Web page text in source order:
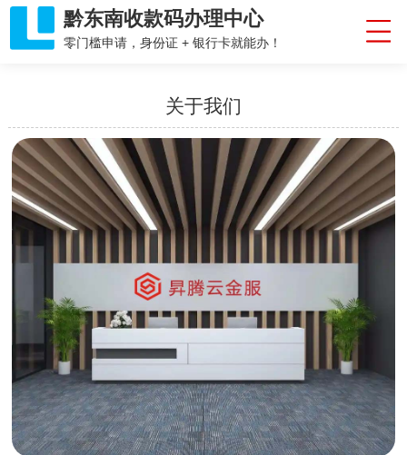
黔东南收款码办理中心
零门槛申请，身份证 + 银行卡就能办！
关于我们